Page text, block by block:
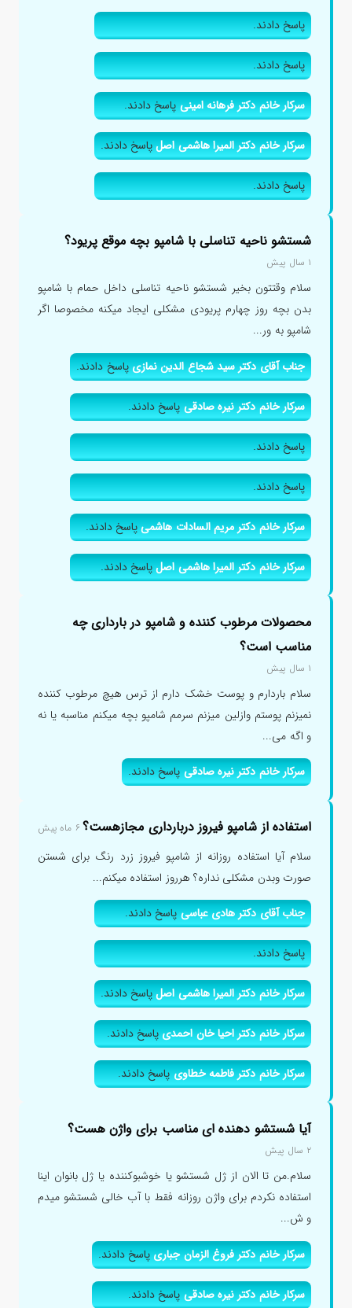
پاسخ دادند.
پاسخ دادند.
سرکار خانم دکتر فرهانه امینیپاسخ دادند.
سرکار خانم دکتر المیرا هاشمی اصلپاسخ دادند.
پاسخ دادند.
شستشو ناحیه تناسلی با شامپو بچه موقع پریود؟
۱ سال پیش
سلام وقتتون بخیر شستشو ناحیه تناسلی داخل حمام با شامپو
بدن بچه روز چهارم پریودی مشکلی ایجاد میکنه مخصوصا اگر
شامپو به ور...
جناب آقای دکتر سید شجاع الدین نمازیپاسخ دادند.
سرکار خانم دکتر نیره صادقیپاسخ دادند.
پاسخ دادند.
پاسخ دادند.
سرکار خانم دکتر مریم السادات هاشمیپاسخ دادند.
سرکار خانم دکتر المیرا هاشمی اصلپاسخ دادند.
محصولات مرطوب کننده و شامپو در بارداری چه
مناسب است؟
۱ سال پیش
سلام باردارم و پوست خشک دارم از ترس هیچ مرطوب کننده
نمیزنم پوستم وازلین میزنم سرمم شامپو بچه میکنم مناسبه یا نه
و اگه می...
سرکار خانم دکتر نیره صادقیپاسخ دادند.
استفاده از شامپو فیروز دربارداری مجازهست؟۶ ماه پیش
سلام آیا استفاده روزانه از شامپو فیروز زرد رنگ برای شستن
صورت وبدن مشکلی نداره؟ هرروز استفاده میکنم...
جناب آقای دکتر هادی عباسیپاسخ دادند.
پاسخ دادند.
سرکار خانم دکتر المیرا هاشمی اصلپاسخ دادند.
سرکار خانم دکتر احیا خان احمدیپاسخ دادند.
سرکار خانم دکتر فاطمه خطاویپاسخ دادند.
آیا شستشو دهنده ای مناسب برای واژن هست؟
۲ سال پیش
سلام.من تا الان از ژل شستشو یا خوشبوکننده یا ژل بانوان اینا
استفاده نکردم برای واژن روزانه فقط با آب خالی شستشو میدم
و ش...
سرکار خانم دکتر فروغ الزمان جباریپاسخ دادند.
سرکار خانم دکتر نیره صادقیپاسخ دادند.